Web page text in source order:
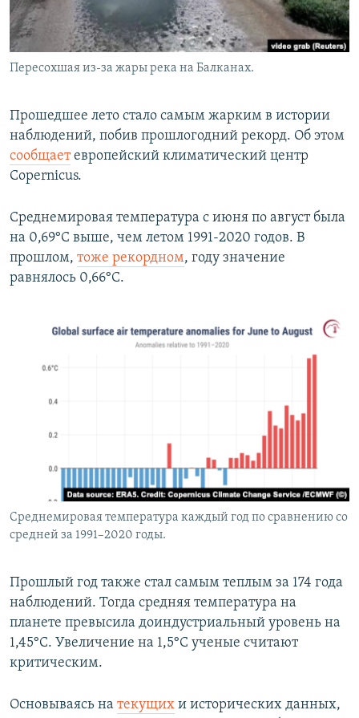
Пересохшая из-за жары река на Балканах.
Прошедшее лето стало самым жарким в истории
наблюдений, побив прошлогодний рекорд. Об этом
сообщаетевропейский климатический центр
Copernicus.
Среднемировая температура с июня по август была
на 0,69°C выше, чем летом 1991-2020 годов. В
прошлом, тоже рекордном, году значение
равнялось 0,66°C.
Среднемировая температура каждый год по сравнению со
средней за 1991–2020 годы.
Прошлый год также стал самым теплым за 174 года
наблюдений. Тогда средняя температура на
планете превысила доиндустриальный уровень на
1,45°C. Увеличение на 1,5°C ученые считают
критическим.
Основываясь на текущих и исторических данных,